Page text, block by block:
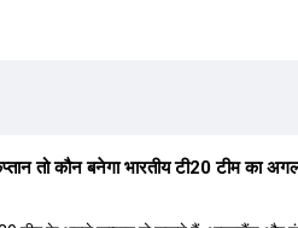
तो कौन बनेगा भारतीय टी20 टीम का